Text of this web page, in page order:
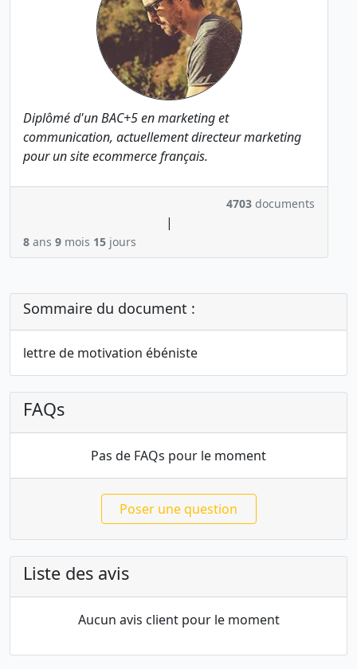
Diplômé d'un BAC+5 en marketing et
communication, actuellement directeur marketing
pour un site ecommerce français.
4703 documents
|
8 ans 9 mois 15 jours
Sommaire du document :
lettre de motivation ébéniste
FAQs
Pas de FAQs pour le moment
Poser une question
Liste des avis
Aucun avis client pour le moment